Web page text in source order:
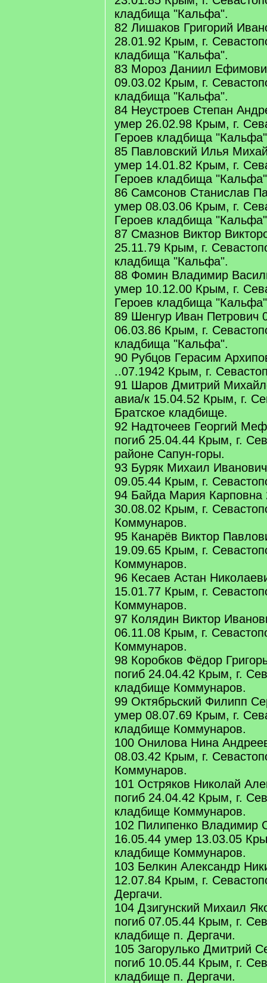
кладбища "Кальфа".
82 Лишаков Григорий
28.01.92 Крым, г.
кладбища "Кальфа".
83 Мороз Даниил
09.03.02 Крым, г.
кладбища "Кальфа".
84 Неустроев Степан
умер 26.02.98 Крым, г.
Героев кладбища
85 Павловский Илья
умер 14.01.82 Крым, г.
Героев кладбища
86 Самсонов Станислав
умер 08.03.06 Крым, г.
Героев кладбища
87 Смазнов Виктор
25.11.79 Крым, г.
кладбища "Кальфа".
88 Фомин Владимир
умер 10.12.00 Крым, г.
Героев кладбища
89 Шенгур Иван Петрович
06.03.86 Крым, г.
кладбища "Кальфа".
90 Рубцов Герасим
..07.1942 Крым, г.
91 Шаров Дмитрий
авиа/к 15.04.52 Крым, г.
Братское кладбище.
92 Надточеев Георгий
погиб 25.04.44 Крым, г.
районе Сапун-горы.
93 Буряк Михаил
09.05.44 Крым, г.
94 Байда Мария Карповна
30.08.02 Крым, г.
Коммунаров.
95 Канарёв Виктор
19.09.65 Крым, г.
Коммунаров.
96 Кесаев Астан
15.01.77 Крым, г.
Коммунаров.
97 Колядин Виктор
06.11.08 Крым, г.
Коммунаров.
98 Коробков Фёдор
погиб 24.04.42 Крым, г.
кладбище Коммунаров.
99 Октябрьский Филипп
умер 08.07.69 Крым, г.
кладбище Коммунаров.
100 Онилова Нина
08.03.42 Крым, г.
Коммунаров.
101 Остряков Николай
погиб 24.04.42 Крым, г.
кладбище Коммунаров.
102 Пилипенко Владимир
16.05.44 умер 13.03.05
кладбище Коммунаров.
103 Белкин Александр
12.07.84 Крым, г.
Дергачи.
104 Дзигунский Михаил
погиб 07.05.44 Крым, г.
кладбище п. Дергачи.
105 Загорулько Дмитрий
погиб 10.05.44 Крым, г.
кладбище п. Дергачи.